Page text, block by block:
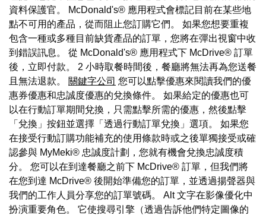
資料保護官。 McDonald's® 應用程式會標記目前在某些地
點不可用的產品，從而阻止您訂購它們。 如果您想要重複
包含一種或多種目前缺貨產品的訂單，您將在彈出視窗中收
到錯誤訊息。 從 McDonald's® 應用程式下 McDrive® 訂單
後，立即付款。 2 小時取餐時間後，餐廳將無法再為您送餐
且無法退款。 關鍵字公司 您可以點擊優惠來閱讀我們的優
惠券優惠和忠誠度優惠的兌換條件。 如果給定的優惠也可
以在行動訂單期間兌換，只需點擊所需的優惠，然後點擊
「兌換」按鈕並選擇「透過行動訂單兌換」選項。 如果您
在接受行動訂購功能補充的使用條款時或之後單獨接受或確
認參與 MyMeki® 忠誠度計劃，您就有機會兌換忠誠度積
分。 您可以在到達餐廳之前下 McDrive® 訂單，但我們將
在您到達 McDrive® 後開始準備您的訂單，並透過揚聲器與
我們的工作人員分享您的訂單號碼。 Alt 文字在影像優化中
扮演重要角色。 它使搜尋引擎（透過告訴他們特定圖像的